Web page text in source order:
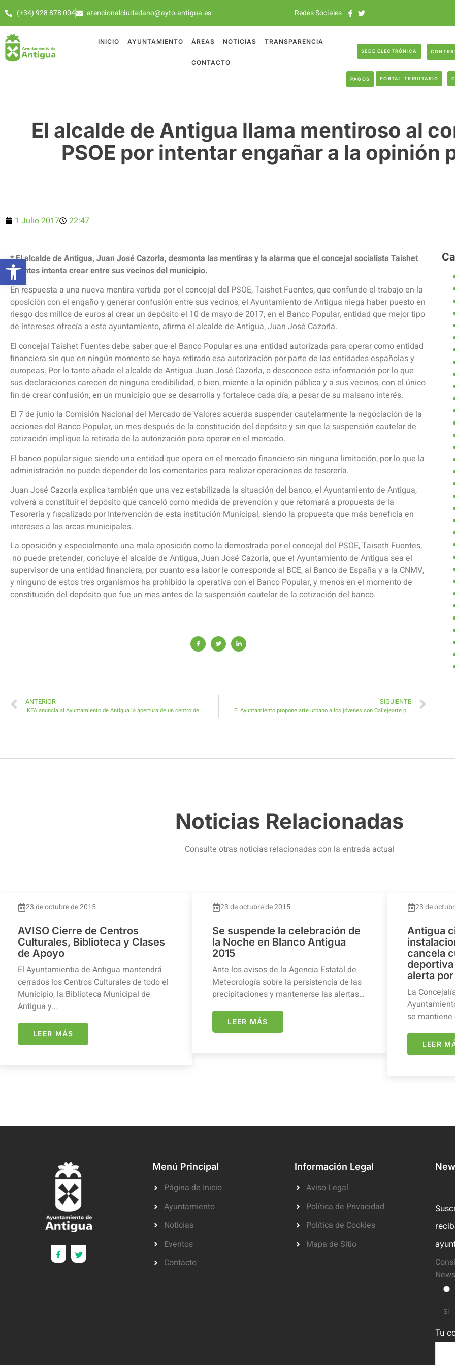
(+34) 928 878 004 atencionalciudadano@ayto-antigua.es Redes Sociales :
INICIO AYUNTAMIENTO ÁREAS NOTICIAS TRANSPARENCIA
CONTACTO
SEDE ELECTRÓNICA
PAGOS PORTAL TRIBUTARIO
El alcalde de Antigua llama mentiroso al
PSOE por intentar engañar a la opinión
1 Julio 2017 22:47
* El alcalde de Antigua, Juan José Cazorla, desmonta las mentiras y la alarma que el concejal socialista Taishet
Fuentes intenta crear entre sus vecinos del municipio.
En respuesta a una nueva mentira vertida por el concejal del PSOE, Taishet Fuentes, que confunde el trabajo en la
oposición con el engaño y generar confusión entre sus vecinos, el Ayuntamiento de Antigua niega haber puesto en
riesgo dos millos de euros al crear un depósito el 10 de mayo de 2017, en el Banco Popular, entidad que mejor tipo
de intereses ofrecía a este ayuntamiento, afirma el alcalde de Antigua, Juan José Cazorla.
El concejal Taishet Fuentes debe saber que el Banco Popular es una entidad autorizada para operar como entidad
financiera sin que en ningún momento se haya retirado esa autorización por parte de las entidades españolas y
europeas. Por lo tanto añade el alcalde de Antigua Juan José Cazorla, o desconoce esta información por lo que
sus declaraciones carecen de ninguna credibilidad, o bien, miente a la opinión pública y a sus vecinos, con el único
fin de crear confusión, en un municipio que se desarrolla y fortalece cada día, a pesar de su malsano interés.
El 7 de junio la Comisión Nacional del Mercado de Valores acuerda suspender cautelarmente la negociación de la
acciones del Banco Popular, un mes después de la constitución del depósito y sin que la suspensión cautelar de
cotización implique la retirada de la autorización para operar en el mercado.
El banco popular sigue siendo una entidad que opera en el mercado financiero sin ninguna limitación, por lo que la
administración no puede depender de los comentarios para realizar operaciones de tesorería.
Juan José Cazorla explica también que una vez estabilizada la situación del banco, el Ayuntamiento de Antigua,
volverá a constituir el depósito que canceló como medida de prevención y que retomará a propuesta de la
Tesorería y fiscalizado por Intervención de esta institución Municipal, siendo la propuesta que más beneficia en
intereses a las arcas municipales.
La oposición y especialmente una mala oposición como la demostrada por el concejal del PSOE, Taiseth Fuentes,
no puede pretender, concluye el alcalde de Antigua, Juan José Cazorla, que el Ayuntamiento de Antigua sea el
supervisor de una entidad financiera, por cuanto esa labor le corresponde al BCE, al Banco de España y a la CNMV,
y ninguno de estos tres organismos ha prohibido la operativa con el Banco Popular, y menos en el momento de
constitución del depósito que fue un mes antes de la suspensión cautelar de la cotización del banco.
ANTERIOR
IKEA anuncia al Ayuntamiento de Antigua la apertura de un centro de venta en la Zona Industrial Costa de Antigua
SIGUIENTE
El Ayuntamiento propone arte urbano a los jóvenes con Callejearte por Antigua 2017
Noticias Relacionadas
Consulte otras noticias relacionadas con la entrada actual
23 de octubre de 2015
AVISO Cierre de Centros
Culturales, Biblioteca y Clases
de Apoyo
El Ayuntamientia de Antigua mantendrá
cerrados los Centros Culturales de todo el
Municipio, la Biblioteca Municipal de
Antigua y…
LEER MÁS
23 de octubre de 2015
Se suspende la celebración de
la Noche en Blanco Antigua
2015
Ante los avisos de la Agencia Estatal de
Meteorología sobre la persistencia de las
precipitaciones y mantenerse las alertas…
LEER MÁS
23 de
Antigua
cancela
alerta
La
se
LEER
Menú Principal
Página de Inicio
Ayuntamiento
Noticias
Eventos
Contacto
Información Legal
Aviso Legal
Política de Privacidad
Política de Cookies
Mapa de Sitio
SI
Tu
Abrir barra de herramientas